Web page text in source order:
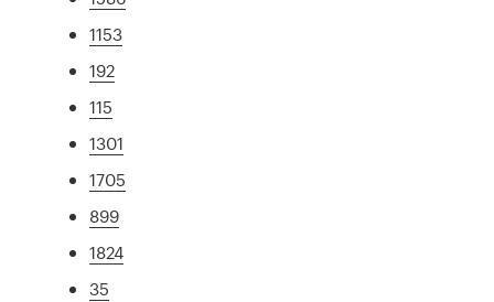
1153
192
115
1301
1705
899
1824
35